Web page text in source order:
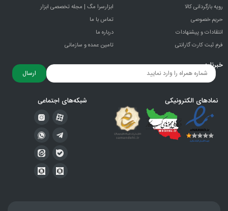
رویه بازگردانی کالا
حریم خصوصی
انتقادات و پيشنهادات
فرم ثبت کارت گارانتی
ابزارسرا مگ | مجله تخصصی ابزار
تماس با ما
درباره ما
تامین عمده و سازمانی
خبرنامه
ارسال
نمادهای الکترونیکی شبکه‌های اجتماعی